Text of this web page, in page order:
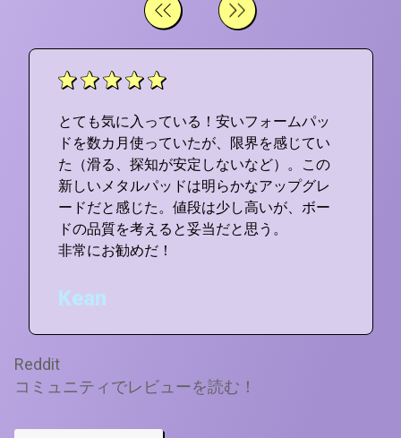
とても気に入っている！安いフォームパッ
ドを数カ月使っていたが、限界を感じてい
た（滑る、探知が安定しないなど）。この
新しいメタルパッドは明らかなアップグレ
ードだと感じた。値段は少し高いが、ボー
ドの品質を考えると妥当だと思う。
非常にお勧めだ！
Kean
Reddit
コミュニティでレビューを読む！